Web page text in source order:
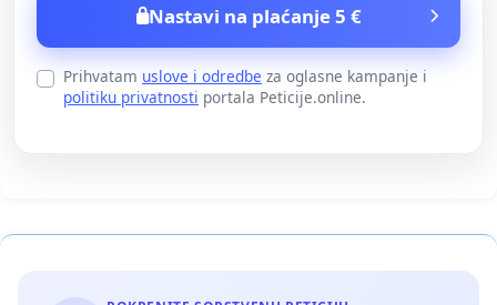
Nastavi na plaćanje 5 €
Prihvatam uslove i odredbe za oglasne kampanje i
politiku privatnosti portala Peticije.online.